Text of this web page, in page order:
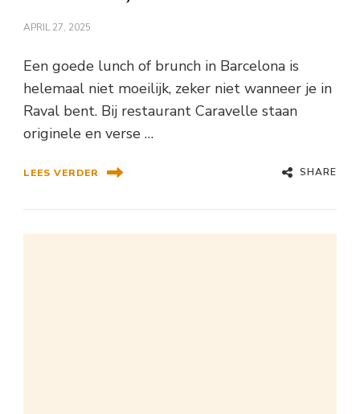
APRIL 27, 2025
Een goede lunch of brunch in Barcelona is
helemaal niet moeilijk, zeker niet wanneer je in
Raval bent. Bij restaurant Caravelle staan
originele en verse …
LEES VERDER SHARE